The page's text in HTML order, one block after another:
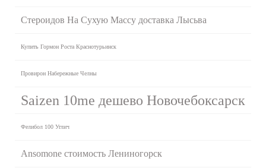
Стероидов На Сухую Массу доставка Лысьва
Купить Гормон Роста Краснотурьинск
Провирон Набережные Челны
Saizen 10me дешево Новочебоксарск
Фелибол 100 Углич
Ansomone стоимость Лениногорск